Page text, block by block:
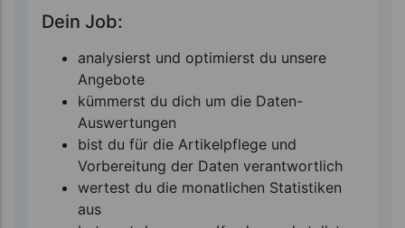
Dein Job:
analysierst und optimierst du unsere
Angebote
kümmerst du dich um die Daten-
Auswertungen
bist du für die Artikelpflege und
Vorbereitung der Daten verantwortlich
wertest du die monatlichen Statistiken
aus